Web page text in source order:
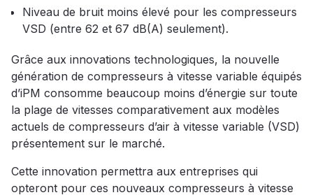
Niveau de bruit moins élevé pour les compresseurs
VSD (entre 62 et 67 dB(A) seulement).
Grâce aux innovations technologiques, la nouvelle
génération de compresseurs à vitesse variable équipés
d’iPM consomme beaucoup moins d’énergie sur toute
la plage de vitesses comparativement aux modèles
actuels de compresseurs d’air à vitesse variable (VSD)
présentement sur le marché.
Cette innovation permettra aux entreprises qui
opteront pour ces nouveaux compresseurs à vitesse